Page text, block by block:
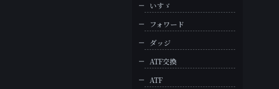
いすゞ
フォワード
ダッジ
ATF交換
ATF